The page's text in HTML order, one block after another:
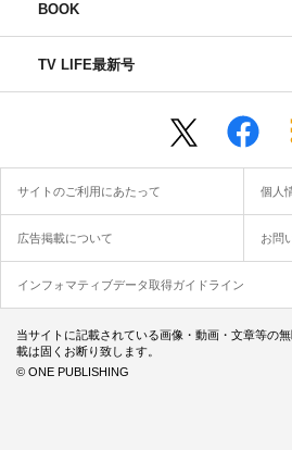
BOOK
TV LIFE最新号
サイトのご利用にあたって 個人
広告掲載について お問
インフォマティブデータ取得ガイドライン
当サイトに記載されている画像・動画・文章等の
載は固くお断り致します。
© ONE PUBLISHING